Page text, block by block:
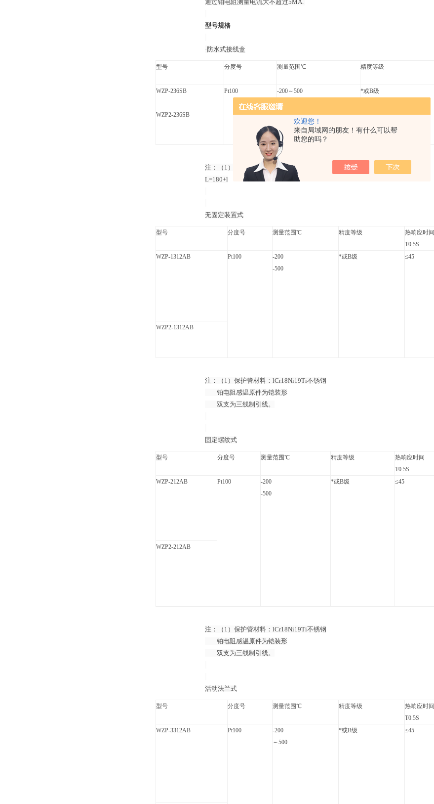
欢迎您！
来自局域网的朋友！有什么可以帮
助您的吗？
通过铂电阻测量电流大不超过5MA.
型号规格
·防水式接线盒
型号 分度号 测量范围℃ 精度等级
WZP-236SB
WZP2-236SB
Pt100 -200～500 *或B级
注：（1）保护管材料：lCr18Ni19Ti不锈钢
L=180+l
无固定装置式
型号 分度号 测量范围℃ 精度等级
热响应时间
T0.5S
WZP-1312AB Pt100
-200
-500
*或B级 ≤45
WZP2-1312AB
注：（1）保护管材料：lCr18Ni19Ti不锈钢
铂电阻感温原件为铠装形
双支为三线制引线。
固定螺纹式
型号 分度号 测量范围℃ 精度等级
热响应时间
T0.5S
WZP-212AB Pt100
-200
-500
*或B级 ≤45
WZP2-212AB
注：（1）保护管材料：lCr18Ni19Ti不锈钢
铂电阻感温原件为铠装形
双支为三线制引线。
活动法兰式
型号 分度号 测量范围℃ 精度等级
热响应时间
T0.5S
WZP-3312AB Pt100
-200
～500
*或B级 ≤45